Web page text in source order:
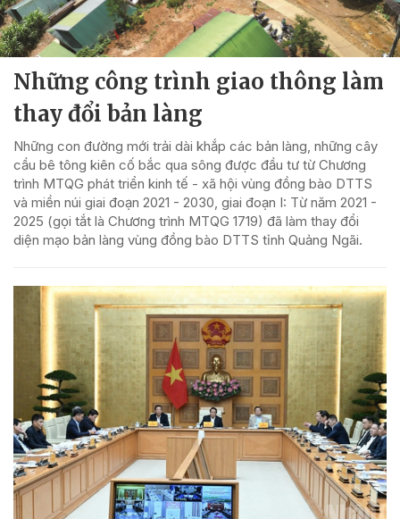
Những công trình giao thông làm
thay đổi bản làng
Những con đường mới trải dài khắp các bản làng, những cây
cầu bê tông kiên cố bắc qua sông được đầu tư từ Chương
trình MTQG phát triển kinh tế - xã hội vùng đồng bào DTTS
và miền núi giai đoạn 2021 - 2030, giai đoạn I: Từ năm 2021 -
2025 (gọi tắt là Chương trình MTQG 1719) đã làm thay đổi
diện mạo bản làng vùng đồng bào DTTS tỉnh Quảng Ngãi.